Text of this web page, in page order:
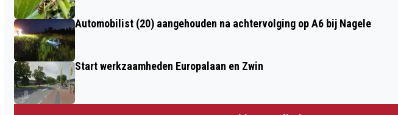
Automobilist (20) aangehouden na achtervolging op A6 bij Nagele
Start werkzaamheden Europalaan en Zwin